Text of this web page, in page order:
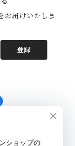
お届けいたしま
登録